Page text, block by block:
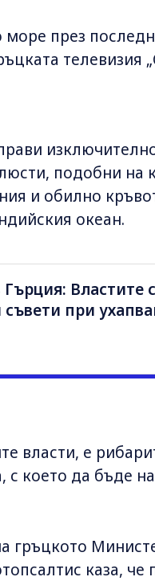
море през
телевизия
подобни на
и обилно
океан.
Властите
при
власти, е
с което да бъде
гръцкото
каза, че